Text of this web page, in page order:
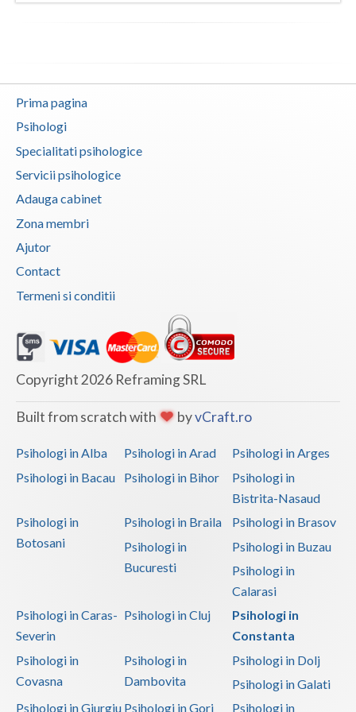
Interventie psihologica online (2)
Logoterapie (1)
Practica pentru studentii facultatilor de psiho... (1)
Programare neurolingvistica (1)
Psihodiagnostic si evaluare clinica (3)
Psihoterapia normalului si patologicului in imb... (1)
Psihoterapie - Interventie psihoterapeutica in ... (1)
Psihoterapie - Interventie psihoterapeutica in ... (1)
Psihoterapie - Interventie psihoterapeutica in ... (1)
Psihoterapie - Interventie psihoterapeutica in ... (1)
Psihoterapie - Interventie psihoterapeutica in ... (1)
Psihoterapie - Interventie psihoterapeutica in ... (1)
Psihoterapie - Interventie psihoterapeutica in ... (1)
Psihoterapie - Interventie psihoterapeutica in ... (1)
Psihoterapie, asistenta si consultanta psihologica (1)
Psihoterapie/ consiliere online (via skype) (1)
Terapie suportiva pentru persoane dependente de...
(1)
Terapie suportiva pentru persoanele care sufera... (1)
Prima pagina
Psihologi
Specialitati psihologice
Servicii psihologice
Adauga cabinet
Zona membri
Ajutor
Contact
Termeni si conditii
Copyright 2026 Reframing SRL
Built from scratch with byvCraft.ro
Psihologi in Alba Psihologi in Arad
Psihologi in Arges
Psihologi in Bacau
Psihologi in Bihor
Psihologi in
Bistrita-Nasaud
Psihologi in
Botosani
Psihologi in Braila
Psihologi in Brasov
Psihologi in
Bucuresti
Psihologi in Buzau
Psihologi in
Calarasi
Psihologi in Caras-
Severin
Psihologi in Cluj
Psihologi in
Constanta
Psihologi in
Covasna
Psihologi in
Dambovita
Psihologi in Dolj
Psihologi in Galati
Psihologi in Giurgiu Psihologi in Gorj Psihologi in